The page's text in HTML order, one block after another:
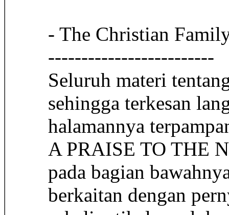
- The Christian
-------------------------
Seluruh materi
sehingga terkesan
halamannya
A PRAISE TO THE
pada bagian
berkaitan dengan